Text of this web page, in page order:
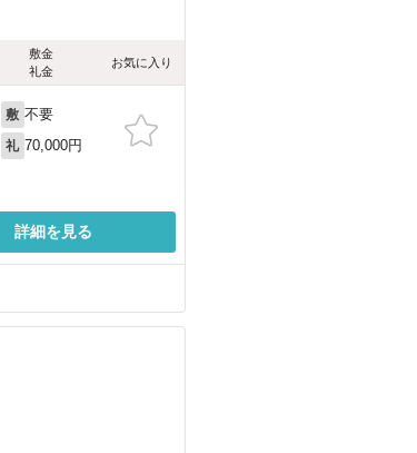
敷金
礼金
お気に入り
敷 不要
礼 70,000円
詳細を見る